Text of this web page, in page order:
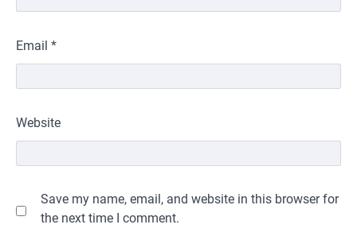
Email *
Website
Save my name, email, and website in this browser for
the next time I comment.